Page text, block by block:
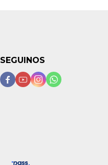
SEGUINOS
   